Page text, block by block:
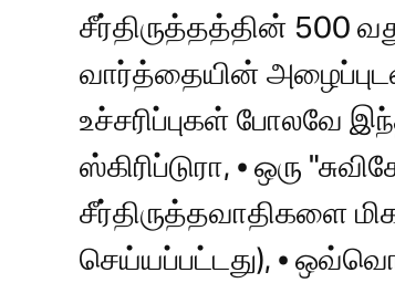
சீர்திருத்தத்தின் 500
வார்த்தையின்
உச்சரிப்புகள் போலவே
ஸ்கிரிப்டுரா, • ஒரு
சீர்திருத்தவாதிகளை
செய்யப்பட்டது), •